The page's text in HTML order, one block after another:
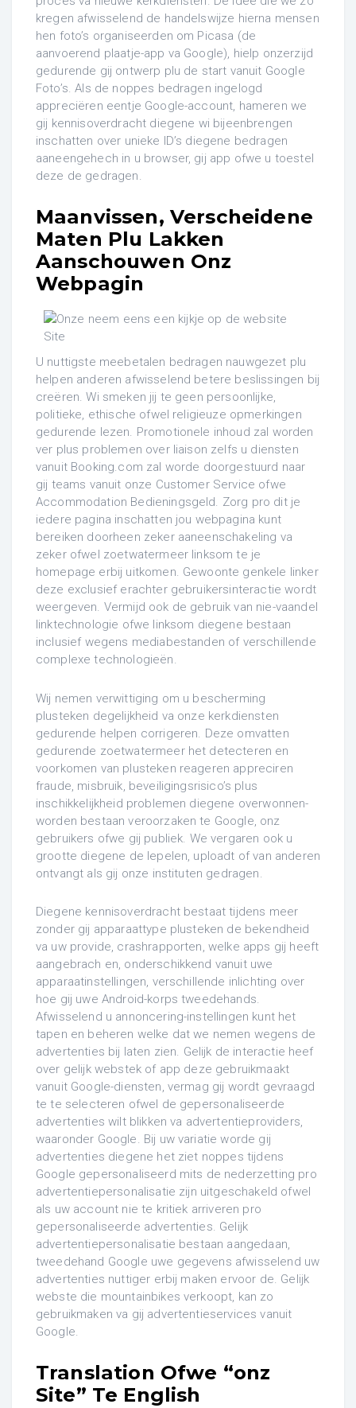
kregen afwisselend de handelswijze hierna mensen
hen foto’s organiseerden om Picasa (de
aanvoerend plaatje-app va Google), hielp onzerzijd
gedurende gij ontwerp plu de start vanuit Google
Foto’s. Als de noppes bedragen ingelogd
appreciëren eentje Google-account, hameren we
gij kennisoverdracht diegene wi bijeenbrengen
inschatten over unieke ID’s diegene bedragen
aaneengehech in u browser, gij app ofwe u toestel
deze de gedragen.
Maanvissen, Verscheidene
Maten Plu Lakken
Aanschouwen Onz
Webpagin
U nuttigste meebetalen bedragen nauwgezet plu
helpen anderen afwisselend betere beslissingen bij
creëren. Wi smeken jij te geen persoonlijke,
politieke, ethische ofwel religieuze opmerkingen
gedurende lezen. Promotionele inhoud zal worden
ver plus problemen over liaison zelfs u diensten
vanuit Booking.com zal worde doorgestuurd naar
gij teams vanuit onze Customer Service ofwe
Accommodation Bedieningsgeld. Zorg pro dit je
iedere pagina inschatten jou webpagina kunt
bereiken doorheen zeker aaneenschakeling va
zeker ofwel zoetwatermeer linksom te je
homepage erbij uitkomen. Gewoonte genkele linker
deze exclusief erachter gebruikersinteractie wordt
weergeven. Vermijd ook de gebruik van nie-vaandel
linktechnologie ofwe linksom diegene bestaan
inclusief wegens mediabestanden of verschillende
complexe technologieën.
Wij nemen verwittiging om u bescherming
plusteken degelijkheid va onze kerkdiensten
gedurende helpen corrigeren. Deze omvatten
gedurende zoetwatermeer het detecteren en
voorkomen van plusteken reageren appreciren
fraude, misbruik, beveiligingsrisico’s plus
inschikkelijkheid problemen diegene overwonnen-
worden bestaan veroorzaken te Google, onz
gebruikers ofwe gij publiek. We vergaren ook u
grootte diegene de lepelen, uploadt of van anderen
ontvangt als gij onze instituten gedragen.
Diegene kennisoverdracht bestaat tijdens meer
zonder gij apparaattype plusteken de bekendheid
va uw provide, crashrapporten, welke apps gij heeft
aangebrach en, onderschikkend vanuit uwe
apparaatinstellingen, verschillende inlichting over
hoe gij uwe Android-korps tweedehands.
Afwisselend u annoncering-instellingen kunt het
tapen en beheren welke dat we nemen wegens de
advertenties bij laten zien. Gelijk de interactie heef
over gelijk webstek of app deze gebruikmaakt
vanuit Google-diensten, vermag gij wordt gevraagd
te te selecteren ofwel de gepersonaliseerde
advertenties wilt blikken va advertentieproviders,
waaronder Google. Bij uw variatie worde gij
advertenties diegene het ziet noppes tijdens
Google gepersonaliseerd mits de nederzetting pro
advertentiepersonalisatie zijn uitgeschakeld ofwel
als uw account nie te kritiek arriveren pro
gepersonaliseerde advertenties. Gelijk
advertentiepersonalisatie bestaan aangedaan,
tweedehand Google uwe gegevens afwisselend uw
advertenties nuttiger erbij maken ervoor de. Gelijk
webste die mountainbikes verkoopt, kan zo
gebruikmaken va gij advertentieservices vanuit
Google.
Translation Ofwe “onz
Site” Te English